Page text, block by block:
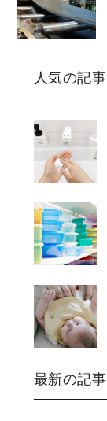
人気の記事
最新の記事